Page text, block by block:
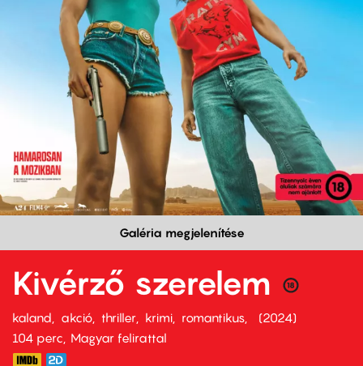
Galéria megjelenítése
Kivérző szerelem
kaland akció thriller krimi romantikus
2024
104 perc,
Magyar felirattal